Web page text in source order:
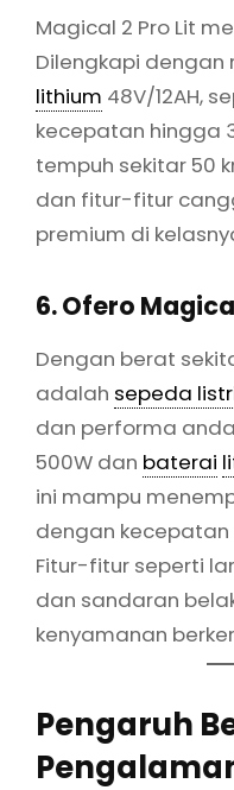
Magical 2 Pro Lit
Dilengkapi dengan
lithium 48V/12AH,
kecepatan hingga
tempuh sekitar 50
dan fitur-fitur
premium di
6. Ofero
Dengan berat
adalah sepeda
dan performa
500W dan baterai
ini mampu
dengan
Fitur-fitur seperti
dan sandaran
kenyamanan
Pengaruh